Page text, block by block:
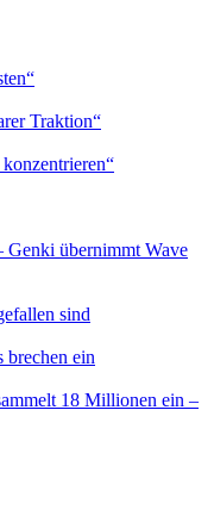
Traktion“
übernimmt Wave
sind
ein
18 Millionen ein –